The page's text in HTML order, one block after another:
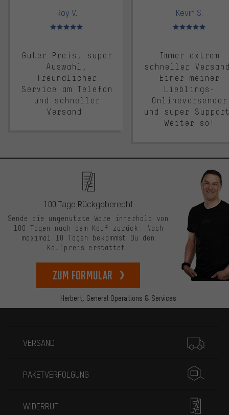
Roy V.
Bewertungen: 5 von 5
Guter Preis, super
Auswahl,
freundlicher
Service am Telefon
und schneller
Versand.
Kevin S.
Bewertungen: 5 von 5
Immer extrem
schneller
Einer meiner
Lieblings-
Onlineversender
und super
Weiter so!
Herbert, General Operations & Services
100 Tage Rückgaberecht
Sende die ungenutzte Ware innerhalb von
100 Tagen nach dem Kauf zurück. Nach
maximal 10 Tagen bekommst Du den
Kaufpreis erstattet.
zum Formular
VERSAND
PAKETVERFOLGUNG
WIDERRUF